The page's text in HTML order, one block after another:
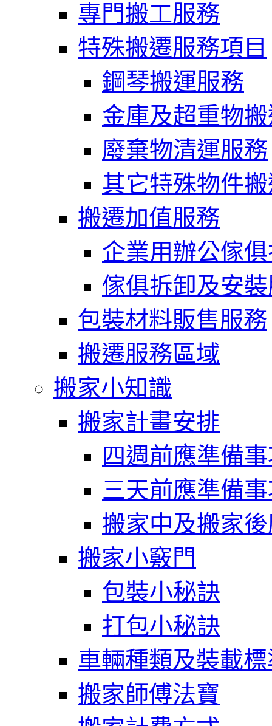
專門搬工服務
特殊搬遷服務項目
鋼琴搬運服務
金庫及超重物
廢棄物清運服務
其它特殊物件
搬遷加值服務
企業用辦公傢
傢俱拆卸及安
包裝材料販售服務
搬遷服務區域
搬家小知識
搬家計畫安排
四週前應準備
三天前應準備
搬家中及搬家
搬家小竅門
包裝小秘訣
打包小秘訣
車輛種類及裝載
搬家師傅法寶